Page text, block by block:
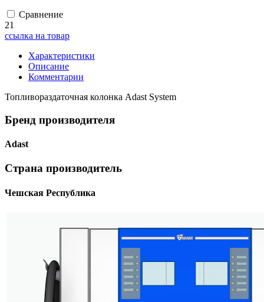
Сравнение
21
ссылка на товар
Характеристики
Описание
Комментарии
Топливораздаточная колонка Adast System
Бренд производителя
Adast
Страна производитель
Чешская Республика